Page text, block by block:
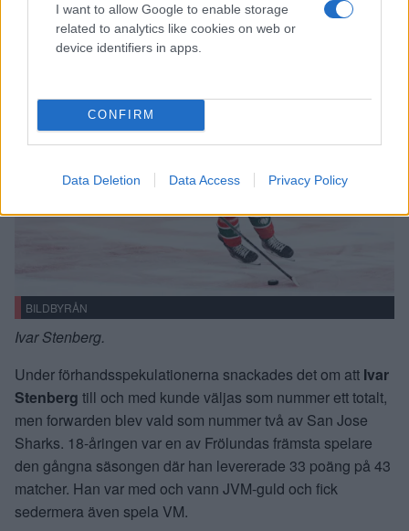
I want to allow Google to enable storage
related to analytics like cookies on web or
device identifiers in apps.
CONFIRM
Data Deletion Data Access Privacy Policy
BILDBYRÅN
Ivar Stenberg.
Under förhandsspekulationerna snackades det om att Ivar
Stenberg till och med kunde väljas som nummer ett totalt,
men forwarden blev vald som nummer två av San Jose
Sharks. 18-åringen var en av Frölundas främsta spelare
den gångna säsongen där han levererade 33 poäng på 43
matcher. Han var med och vann JVM-guld och fick
sedermera även spela VM.